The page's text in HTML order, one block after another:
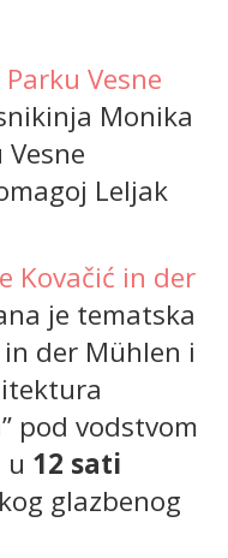
Parku Vesne
Monika
Leljak
Kovačić in der
je tematska
in der Mühlen i
pod vodstvom
u 12 sati
glazbenog